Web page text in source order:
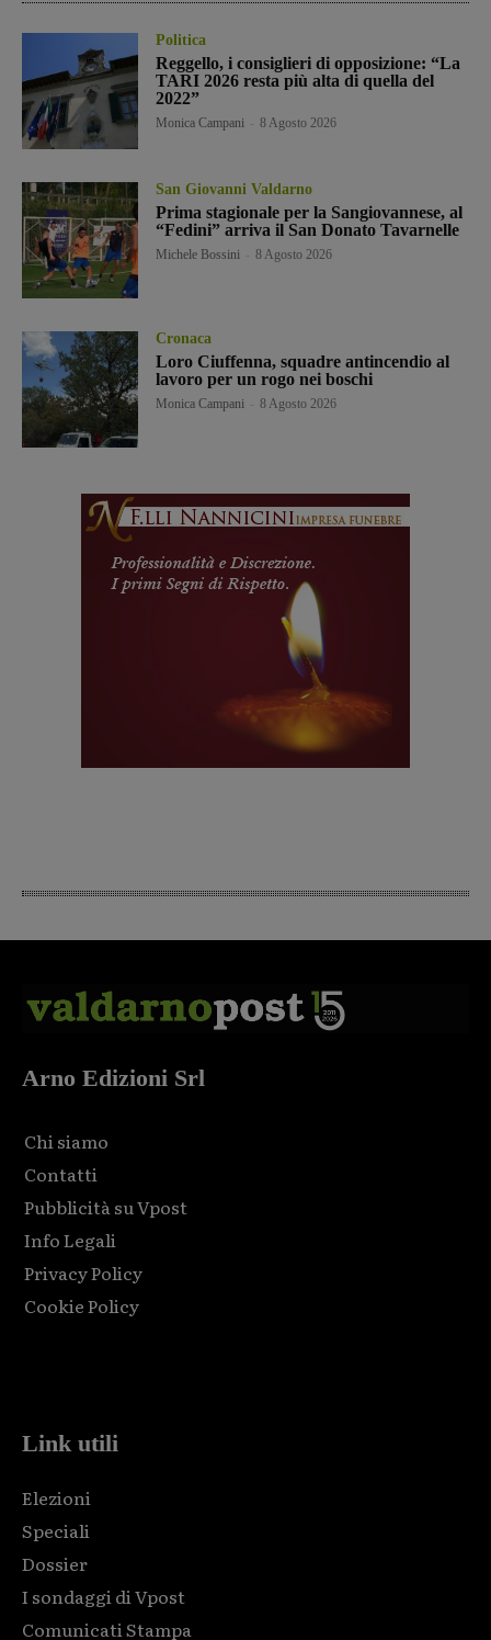
Politica
Reggello, i consiglieri di opposizione: “La
TARI 2026 resta più alta di quella del
2022”
Monica Campani 8 Agosto 2026
San Giovanni Valdarno
Prima stagionale per la Sangiovannese, al
“Fedini” arriva il San Donato Tavarnelle
Michele Bossini 8 Agosto 2026
Cronaca
Loro Ciuffenna, squadre antincendio al
lavoro per un rogo nei boschi
Monica Campani 8 Agosto 2026
Arno Edizioni Srl
Chi siamo
Contatti
Pubblicità su Vpost
Info Legali
Privacy Policy
Cookie Policy
Link utili
Elezioni
Speciali
Dossier
I sondaggi di Vpost
Comunicati Stampa